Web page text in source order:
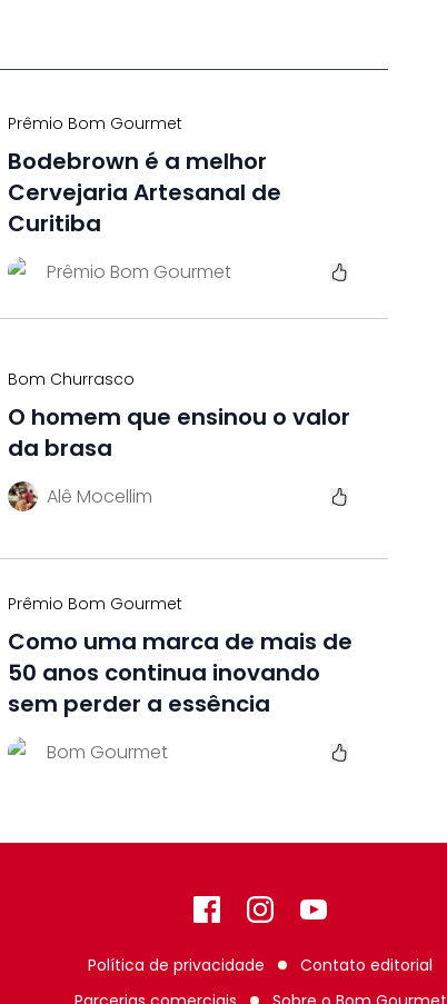
Prêmio Bom Gourmet
Bodebrown é a melhor
Cervejaria Artesanal de
Curitiba
Prêmio Bom Gourmet
Bom Churrasco
O homem que ensinou o valor
da brasa
Alê Mocellim
Prêmio Bom Gourmet
Como uma marca de mais de
50 anos continua inovando
sem perder a essência
Bom Gourmet
FacebookInstagram
GitHub
Política de privacidade
Contato editorial